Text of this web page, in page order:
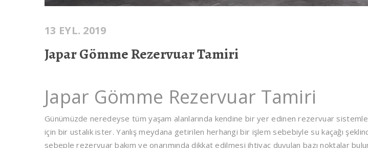
13 EYL. 2019
Japar Gömme Rezervuar Tamiri
Japar Gömme Rezervuar Tamiri
Günümüzde neredeyse tüm yaşam alanlarında kendine bir yer edinen rezervuar
için bir ustalık ister. Yanlış meydana getirilen herhangi bir işlem sebebiyle su kaçağı
sebeple rezervuar bakım ve onarımında dikkat edilmesi ihtiyaç duyulan bazı noktalar